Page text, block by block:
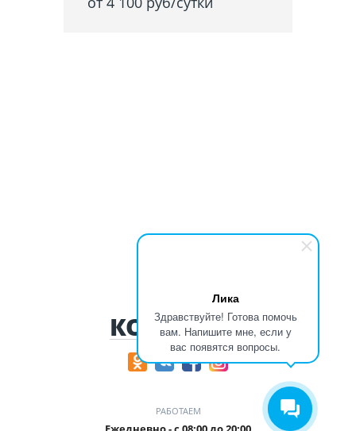
Лика
Здравствуйте! Готова помочь
вам. Напишите мне, если у
вас появятся вопросы.
КОНТАКТЫ
РАБОТАЕМ